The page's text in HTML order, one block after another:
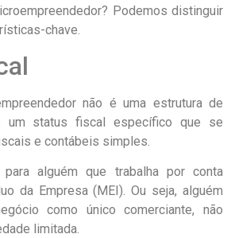
Podemos distinguir
chave.
não é uma estrutura de
status fiscal específico que se
e contábeis simples.
alguém que trabalha por conta
da Empresa (MEI). Ou seja, alguém
como único comerciante, não
limitada.